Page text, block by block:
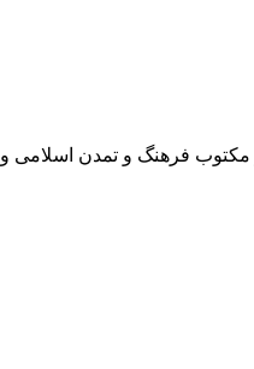
مهمترین آثار مكتوب فرهنگ و تمدن